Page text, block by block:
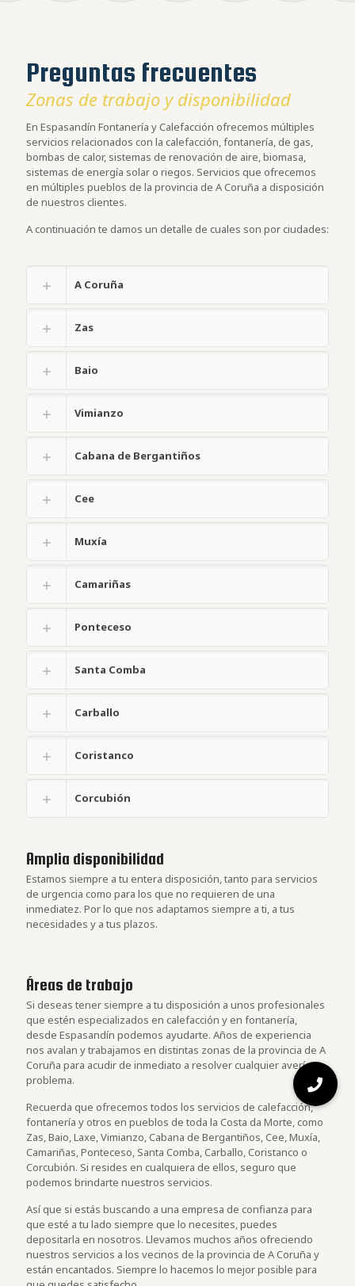
Preguntas frecuentes
Zonas de trabajo y disponibilidad
En Espasandín Fontanería y Calefacción ofrecemos múltiples
servicios relacionados con la calefacción, fontanería, de gas,
bombas de calor, sistemas de renovación de aire, biomasa,
sistemas de energía solar o riegos. Servicios que ofrecemos
en múltiples pueblos de la provincia de A Coruña a disposición
de nuestros clientes.
A continuación te damos un detalle de cuales son por ciudades:
A Coruña
Zas
Baio
Vimianzo
Cabana de Bergantiños
Cee
Muxía
Camariñas
Ponteceso
Santa Comba
Carballo
Coristanco
Corcubión
Amplia disponibilidad
Estamos siempre a tu entera disposición, tanto para servicios
de urgencia como para los que no requieren de una
inmediatez. Por lo que nos adaptamos siempre a ti, a tus
necesidades y a tus plazos.
Áreas de trabajo
Si deseas tener siempre a tu disposición a unos profesionales
que estén especializados en calefacción y en fontanería,
desde Espasandín podemos ayudarte. Años de experiencia
nos avalan y trabajamos en distintas zonas de la provincia de A
Coruña para acudir de inmediato a resolver cualquier avería o
problema.
Recuerda que ofrecemos todos los servicios de calefacción,
fontanería y otros en pueblos de toda la Costa da Morte, como
Zas, Baio, Laxe, Vimianzo, Cabana de Bergantiños, Cee, Muxía,
Camariñas, Ponteceso, Santa Comba, Carballo, Coristanco o
Corcubión. Si resides en cualquiera de ellos, seguro que
podemos brindarte nuestros servicios.
Así que si estás buscando a una empresa de confianza para
que esté a tu lado siempre que lo necesites, puedes
depositarla en nosotros. Llevamos muchos años ofreciendo
nuestros servicios a los vecinos de la provincia de A Coruña y
están encantados. Siempre lo hacemos lo mejor posible para